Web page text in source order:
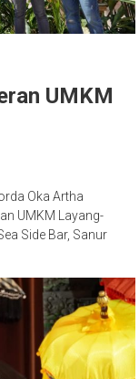
UMKM
Oka Artha
UMKM Layang-
Side Bar, Sanur